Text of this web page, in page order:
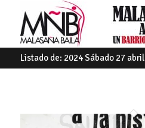
Listado de: 2024 Sábado 27 abril